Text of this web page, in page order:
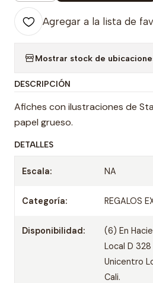
Agregar a la lista de
Mostrar stock de
DESCRIPCIÓN
Afiches con ilustraciones de
papel grueso.
DETALLES
Escala: NA
Categoría: REGALOS
Disponibilidad:
(6) En
Local D
Unicentro
Cali.